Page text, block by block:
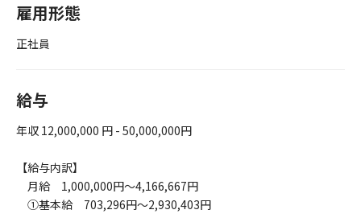
雇用形態
正社員
給与
年収 12,000,000 円 - 50,000,000円
【給与内訳】
月給 1,000,000円～4,166,667円
①基本給 703,296円～2,930,403円